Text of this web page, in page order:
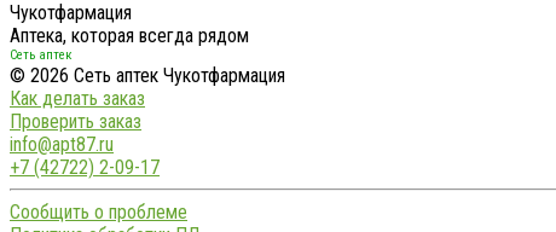
Чукотфармация
Аптека, которая всегда рядом
Сеть аптек
© 2026 Сеть аптек Чукотфармация
Как делать заказ
Проверить заказ
info@apt87.ru
+7 (42722) 2-09-17
Сообщить о проблеме